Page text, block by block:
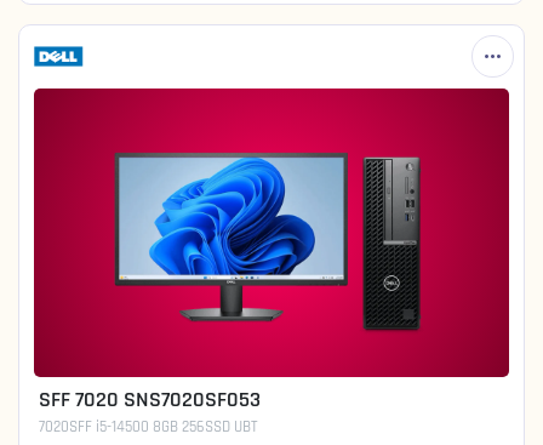
SFF 7020 SNS7020SF053
7020SFF i5-14500 8GB 256SSD UBT